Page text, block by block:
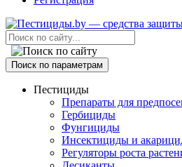
Поиск по параметрам
Пестициды
Препараты для
Гербициды
Фунгициды
Инсектициды и
Регуляторы роста